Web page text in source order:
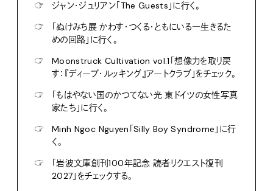
☞
ジャン・ジュリアン「The Guests」に行く。
☞
「ぬけみち展 かわす・つくる・ともにいる―生きるた
めの回路」に行く。
☞
Moonstruck Cultivation vol.1「想像力を取り戻
す：『ディープ・ルッキング』アートクラブ」をチェック。
☞
「もはやない国のかつてない光 東ドイツの女性写真
家たち」に行く。
☞
Minh Ngoc Nguyen「Silly Boy Syndrome」に行
く。
☞
「岩波文庫創刊100年記念 読者リクエスト復刊
2027」をチェックする。